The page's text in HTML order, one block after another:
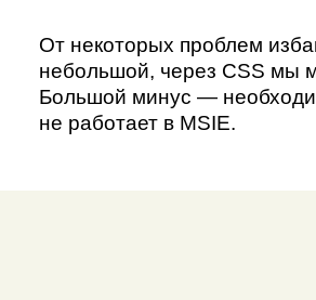
От некоторых проблем
небольшой, через CSS мы
Большой минус —
не работает в MSIE.